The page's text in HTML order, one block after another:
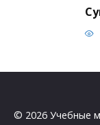
© 2026 Учебные